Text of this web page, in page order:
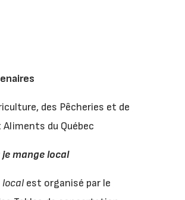
des Pêcheries et de
du Québec
je mange local
localest organisé par le